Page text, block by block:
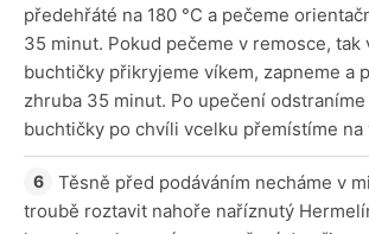
předehřáté na 180 °C a pečeme
35 minut. Pokud pečeme v remosce, tak
buchtičky přikryjeme víkem, zapneme a
zhruba 35 minut. Po upečení
buchtičky po chvíli vcelku přemístíme na
Těsně před podáváním necháme v
troubě roztavit nahoře naříznutý